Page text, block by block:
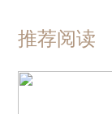
推荐阅读